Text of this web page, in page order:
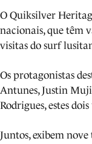
O Quiksilver
nacionais, que têm
visitas do surf
Os protagonistas
Antunes, Justin
Rodrigues, estes
Juntos, exibem